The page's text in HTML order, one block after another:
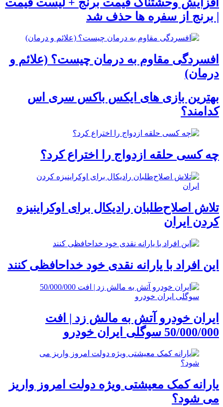
| برنج از سفره ها حذف شد
افسردگی مقاوم به درمان چیست؟ (علائم و
درمان)
بهترین بازی های ایکس باکس سری اس
کدامند؟
چه کسی حلقه‌ ازدواج را اختراع کرد؟
تلاش اصلاح‌طلبان رادیکال برای اوکراینیزه
کردن ایران
این افراد با یارانه نقدی خود خداحافظی کنند
ایران خودرو آتش به مالش زد | افت
50/000/000 سوگلی ایران خودرو
یارانه کمک معیشتی ویژه دولت امروز واریز
می شود؟